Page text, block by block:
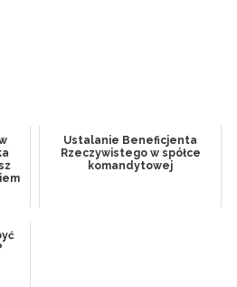
Ustalanie Beneficjenta
Rzeczywistego w spółce
komandytowej